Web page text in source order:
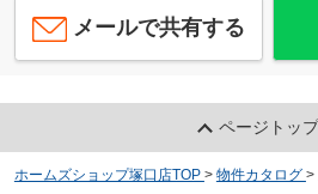
メールで共有する
ページトッ
ホームズショップ塚口店TOP > 物件カタログ >